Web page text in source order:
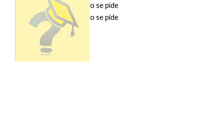
Gipuzkoa (DEUSTO)
No se pide
Madrid (COMILLAS)
No se pide